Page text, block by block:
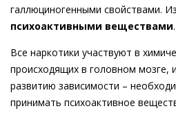
галлюциногенными свойствами.
психоактивными веществами.
Все наркотики участвуют в
происходящих в головном мозге,
развитию зависимости –
принимать психоактивное